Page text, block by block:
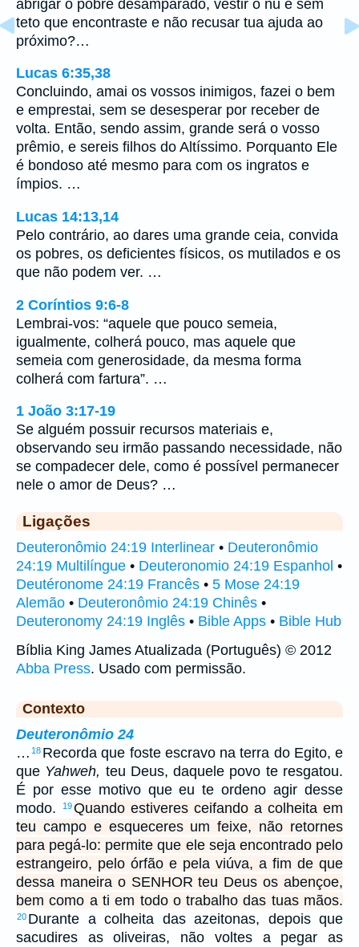
abrigar o pobre desamparado, vestir o nu e sem
teto que encontraste e não recusar tua ajuda ao
próximo?…
Lucas 6:35,38
Concluindo, amai os vossos inimigos, fazei o bem
e emprestai, sem se desesperar por receber de
volta. Então, sendo assim, grande será o vosso
prêmio, e sereis filhos do Altíssimo. Porquanto Ele
é bondoso até mesmo para com os ingratos e
ímpios. …
Lucas 14:13,14
Pelo contrário, ao dares uma grande ceia, convida
os pobres, os deficientes físicos, os mutilados e os
que não podem ver. …
2 Coríntios 9:6-8
Lembrai-vos: “aquele que pouco semeia,
igualmente, colherá pouco, mas aquele que
semeia com generosidade, da mesma forma
colherá com fartura”. …
1 João 3:17-19
Se alguém possuir recursos materiais e,
observando seu irmão passando necessidade, não
se compadecer dele, como é possível permanecer
nele o amor de Deus? …
Ligações
Deuteronômio 24:19 Interlinear • Deuteronômio
24:19 Multilíngue • Deuteronomio 24:19 Espanhol •
Deutéronome 24:19 Francês • 5 Mose 24:19
Alemão • Deuteronômio 24:19 Chinês •
Deuteronomy 24:19 Inglês • Bible Apps • Bible Hub
Bíblia King James Atualizada (Português) © 2012
Abba Press. Usado com permissão.
Contexto
Deuteronômio 24
… 18 Recorda que foste escravo na terra do Egito, e
que Yahweh, teu Deus, daquele povo te resgatou.
É por esse motivo que eu te ordeno agir desse
modo.
19Quando estiveres ceifando a colheita em
teu campo e esqueceres um feixe, não retornes
para pegá-lo: permite que ele seja encontrado pelo
estrangeiro, pelo órfão e pela viúva, a fim de que
dessa maneira o SENHOR teu Deus os abençoe,
bem como a ti em todo o trabalho das tuas mãos.
20 Durante a colheita das azeitonas, depois que
sacudires as oliveiras, não voltes a pegar as